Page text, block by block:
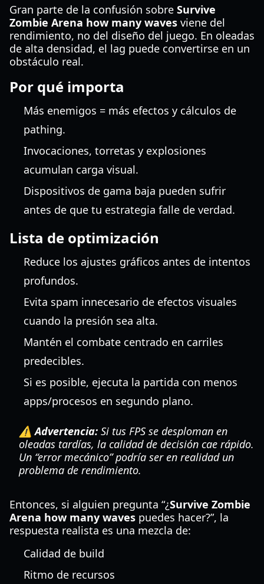
Gran parte de la confusión sobre Survive
Zombie Arena how many waves viene del
rendimiento, no del diseño del juego. En oleadas
de alta densidad, el lag puede convertirse en un
obstáculo real.
Por qué importa
Más enemigos = más efectos y cálculos de
pathing.
Invocaciones, torretas y explosiones
acumulan carga visual.
Dispositivos de gama baja pueden sufrir
antes de que tu estrategia falle de verdad.
Lista de optimización
Reduce los ajustes gráficos antes de intentos
profundos.
Evita spam innecesario de efectos visuales
cuando la presión sea alta.
Mantén el combate centrado en carriles
predecibles.
Si es posible, ejecuta la partida con menos
apps/procesos en segundo plano.
⚠️ Advertencia: Si tus FPS se desploman en
oleadas tardías, la calidad de decisión cae rápido.
Un “error mecánico” podría ser en realidad un
problema de rendimiento.
Entonces, si alguien pregunta “¿Survive Zombie
Arena how many waves puedes hacer?”, la
respuesta realista es una mezcla de:
Calidad de build
Ritmo de recursos